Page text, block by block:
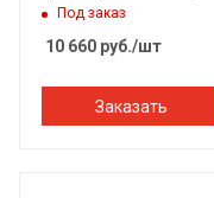
Рубцовск
Под заказ
10 660 руб./шт
Заказать